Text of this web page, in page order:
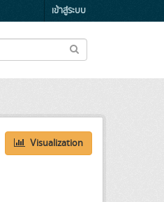
เข้าสู่ระบบ
Visualization